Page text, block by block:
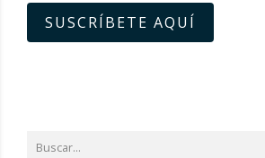
SUSCRÍBETE AQUÍ